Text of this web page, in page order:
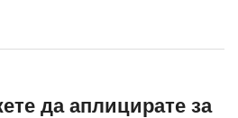
да аплицирате за